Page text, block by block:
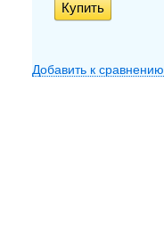
Добавить к сравнению